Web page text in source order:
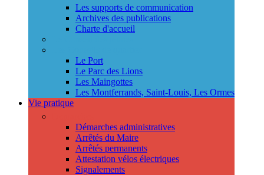
Les supports de communication
Archives des publications
Charte d'accueil
Le Port
Le Parc des Lions
Les Maingottes
Les Montferrands, Saint-Louis, Les Ormes
Vie pratique
Démarches administratives
Arrêtés du Maire
Arrêtés permanents
Attestation vélos électriques
Signalements